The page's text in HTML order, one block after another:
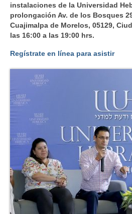
instalaciones de la Universidad
prolongación Av. de los Bosques
Cuajimalpa de Morelos, 05129,
las 16:00 a las 19:00 hrs.
Regístrate en línea para asistir